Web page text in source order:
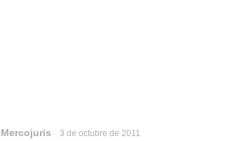
Mercojuris 3 de octubre de 2011